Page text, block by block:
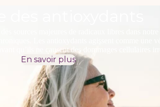
sources majeures de radicaux libres dans
Les antioxydants agissent comme une
qu’ils ne causent des dommages cellulaires
En savoir plus